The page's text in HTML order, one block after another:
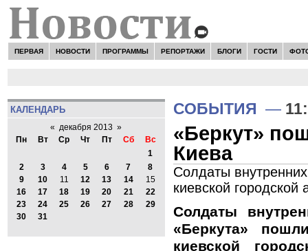
ПЕРВАЯ НОВОСТИ ПРОГРАММЫ РЕПОРТАЖИ БЛОГИ ГОСТИ
КАЛЕНДАРЬ
« декабря 2013 »
Пн
Вт Ср Чт Пт Сб
Вс
1
2
3 4 5 6 7
8
9
10 11 12 13 14
15
16
17 18 19 20 21
22
23
24 25 26 27 28
29
30
31
СОБЫТИЯ —
«Беркут»
Киева
Солдаты
киевской
Солдаты
«Беркута»
киевской